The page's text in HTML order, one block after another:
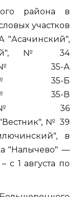
района в
участков
№ 34
№ 35-А
№ 35-Б
№ 35-В
№ 36
№ 39
в
"Налычево" —
с 1 августа по